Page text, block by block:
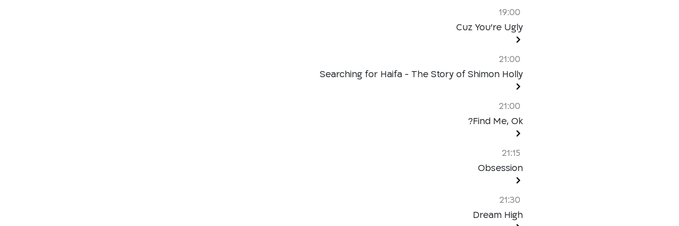
19:00
Cuz You’re Ugly
21:00
Searching for Haifa - The Story of Shimon Holly
21:00
Find Me, Ok?
21:15
Obsession
21:30
Dream High